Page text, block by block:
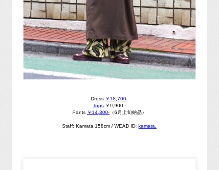
Dress ￥18,700-
Tops￥9,900–
Pants ￥14,300-（6月上旬納品）
Staff: Kamata 158cm /WEAD ID:kamata.